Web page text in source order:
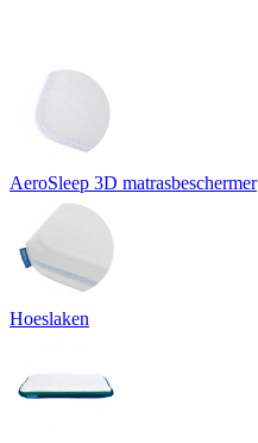
AeroSleep 3D matrasbeschermer
Hoeslaken